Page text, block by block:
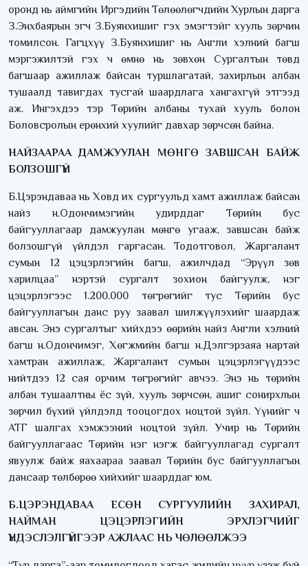
оронд нь аймгийн Иргэдийн Төлөөлөгчдийн Хурлын дарга
З.Энхбаярын эгч З.Буянхишиг гэх эмэгтэйг хууль зөрчин
томилсон. Гагцхүү З.Буянхишиг нь Англи хэлний багш
мэргэжилтэй гэх ч өмнө нь зөвхөн Сургалтын төвд
багшаар ажиллаж байсан туршлагатай, захирлын албан
тушаалд тавигдах тусгай шаардлага хангахгүй этгээд
аж. Ингэхдээ тэр Төрийн албаны тухай хууль болон
Боловсролын ерөнхий хуулийг давхар зөрчсөн байна.
НАЙЗААРАА ДАМЖУУЛАН МӨНГӨ ЗАВШСАН БАЙЖ
БОЛЗОШГҮЙ
Б.Цэрэндаваа нь Ховд их сургуульд хамт ажиллаж байсан
найз н.Одончимэгийн удирддаг Төрийн бус
байгууллагаар дамжуулан мөнгө угааж, завшсан байж
болзошгүй үйлдэл гаргасан. Тодотговол, Жаргалант
сумын 12 цэцэрлэгийн багш, ажилчдад “Эрүүл зөв
харилцаа” нэртэй сургалт зохион байгуулж, нэг
цэцэрлэгээс 1.200.000 төгрөгийг тус Төрийн бус
байгууллагын данс руу заавал шилжүүлэхийг шаардаж
авсан. Энэ сургалтыг хийхдээ өөрийн найз Англи хэлний
багш н.Одончимэг, Хөгжмийн багш н.Дэлгэрзаяа нартай
хамтран ажиллаж, Жаргалант сумын цэцэрлэгүүдээс
нийтдээ 12 сая орчим төгрөгийг авчээ. Энэ нь төрийн
албан тушаалтны ёс зүй, хууль зөрчсөн, ашиг сонирхлын
зөрчил бүхий үйлдэлд тооцогдох ноцтой зүйл. Үүнийг ч
АТГ шалгах хэмжээний ноцтой зүйл. Учир нь Төрийн
байгууллагаас Төрийн нэг нэгж байгууллагад сургалт
явуулж байж яахаараа заавал Төрийн бус байгууллагын
дансаар төлбөрөө хийхийг шаарддаг юм.
Б.ЦЭРЭНДАВАА ЕСӨН СУРГУУЛИЙН ЗАХИРАЛ,
НАЙМАН ЦЭЦЭРЛЭГИЙН ЭРХЛЭГЧИЙГ
ҮНДЭСЛЭЛГҮЙГЭЭР АЖЛААС НЬ ЧӨЛӨӨЛЖЭЭ